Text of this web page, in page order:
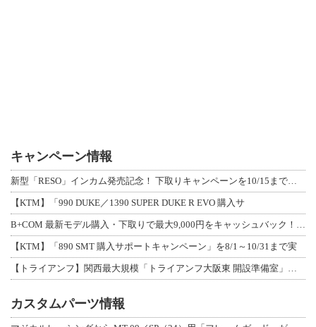
キャンペーン情報
【KTM】「990 DUKE／1390 SUPER DUKE R EVO 購入サ
【KTM】「890 SMT 購入サポートキャンペーン」を8/1～10/31まで実
カスタムパーツ情報